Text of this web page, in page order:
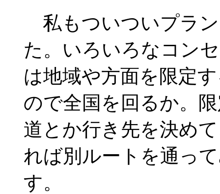
私もついついプラ
た。いろいろなコン
は地域や方面を限定
ので全国を回るか。
道とか行き先を決め
れば別ルートを通っ
す。